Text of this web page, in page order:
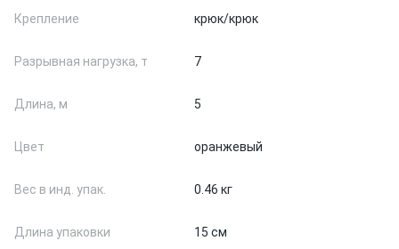
Крепление крюк/крюк
Разрывная нагрузка, т 7
Длина, м 5
Цвет оранжевый
Вес в инд. упак. 0.46 кг
Длина упаковки 15 см